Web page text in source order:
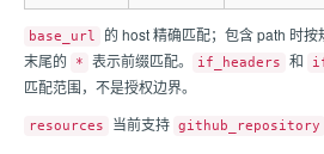
base_url
的 host 精确匹配；包含 path 时
末尾的
* 表示前缀匹配。 if_headers 和
匹配范围，不是授权边界。
resources 当前支持 github_repository